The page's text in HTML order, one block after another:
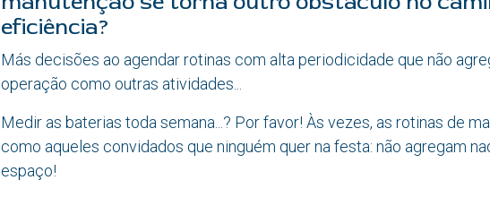
eficiência?
Más decisões ao agendar rotinas com alta periodicidade que não
operação como outras atividades...
Medir as baterias toda semana...? Por favor! Às vezes, as rotinas de
como aqueles convidados que ninguém quer na festa: não agregam
espaço!